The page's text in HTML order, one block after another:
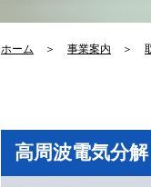
ホーム ＞ 事業案内 ＞
高周波電気分